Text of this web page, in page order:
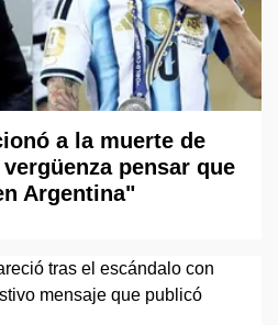
a la muerte de
pensar que
Argentina"